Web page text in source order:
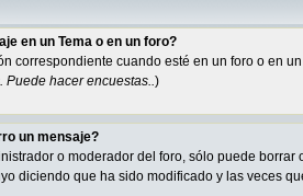
en un Tema o en un foro?
correspondiente cuando esté en un foro o en
Puede hacer encuestas..)
un mensaje?
o moderador del foro, sólo puede
diciendo que ha sido modificado y las veces